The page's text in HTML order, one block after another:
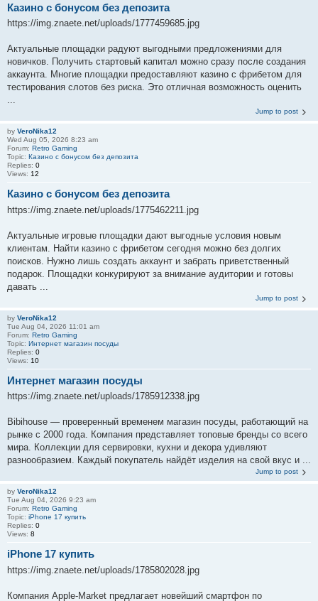
Казино с бонусом без депозита
https://img.znaete.net/uploads/1777459685.jpg
Актуальные площадки радуют выгодными предложениями для
новичков. Получить стартовый капитал можно сразу после создания
аккаунта. Многие площадки предоставляют казино с фрибетом для
тестирования слотов без риска. Это отличная возможность оценить
...
Jump to post
by VeroNika12
Wed Aug 05, 2026 8:23 am
Forum: Retro Gaming
Topic: Казино с бонусом без депозита
Replies: 0
Views: 12
Казино с бонусом без депозита
https://img.znaete.net/uploads/1775462211.jpg
Актуальные игровые площадки дают выгодные условия новым
клиентам. Найти казино с фрибетом сегодня можно без долгих
поисков. Нужно лишь создать аккаунт и забрать приветственный
подарок. Площадки конкурируют за внимание аудитории и готовы
давать ...
Jump to post
by VeroNika12
Tue Aug 04, 2026 11:01 am
Forum: Retro Gaming
Topic: Интернет магазин посуды
Replies: 0
Views: 10
Интернет магазин посуды
https://img.znaete.net/uploads/1785912338.jpg
Bibihouse — проверенный временем магазин посуды, работающий на
рынке с 2000 года. Компания представляет топовые бренды со всего
мира. Коллекции для сервировки, кухни и декора удивляют
разнообразием. Каждый покупатель найдёт изделия на свой вкус и ...
Jump to post
by VeroNika12
Tue Aug 04, 2026 9:23 am
Forum: Retro Gaming
Topic: iPhone 17 купить
Replies: 0
Views: 8
iPhone 17 купить
https://img.znaete.net/uploads/1785802028.jpg
Компания Apple-Market предлагает новейший смартфон по